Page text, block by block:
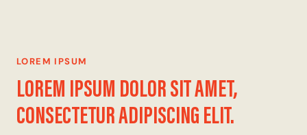
LOREM IPSUM
LOREM IPSUM DOLOR SIT AMET,
CONSECTETUR ADIPISCING ELIT.